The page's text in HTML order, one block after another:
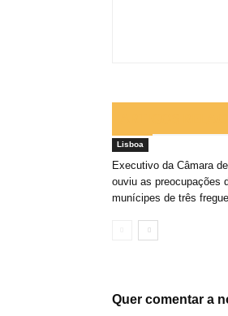
Lisboa
Executivo da Câmara
ouviu as preocupações
munícipes de três
Quer comentar a